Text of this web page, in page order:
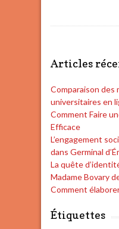
Articles
Comparaison des
universitaires en
Comment Faire
Efficace
L’engagement
dans Germinal
La quête
Madame Bovary
Comment
Étiquettes